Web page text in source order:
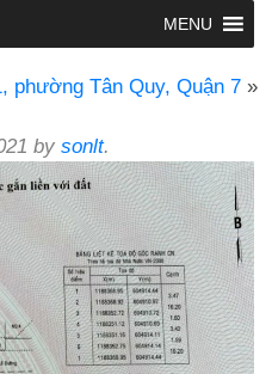
MENU
phường Tân Quy, Quận 7 »
by sonlt.